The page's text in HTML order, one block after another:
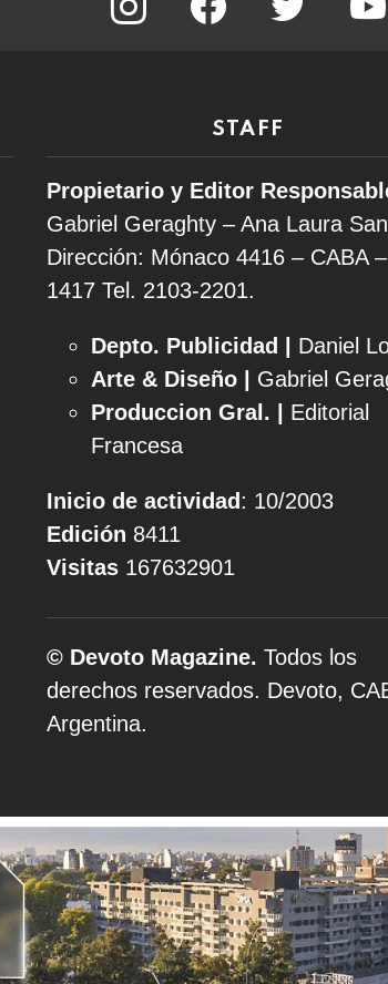
STAFF
Propietario y Editor
Gabriel Geraghty – Ana Laura
Dirección: Mónaco 4416 – CABA
1417 Tel. 2103-2201.
Depto. Publicidad |
Daniel
Arte & Diseño | Gabriel
Produccion Gral. |
Editorial
Francesa
Inicio de actividad : 10/2003
Edición 8411
Visitas 167632901
© Devoto Magazine. Todos los
derechos reservados. Devoto,
Argentina.